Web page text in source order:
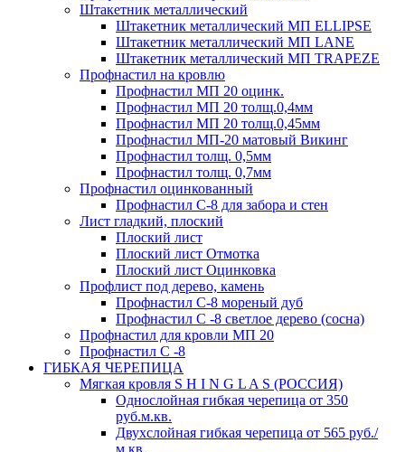
Штакетник металлический
Штакетник металлический МП ELLIPSE
Штакетник металлический МП LАNE
Штакетник металлический МП TRAPEZE
Профнастил на кровлю
Профнастил МП 20 оцинк.
Профнастил МП 20 толщ.0,4мм
Профнастил МП 20 толщ.0,45мм
Профнастил МП-20 матовый Викинг
Профнастил толщ. 0,5мм
Профнастил толщ. 0,7мм
Профнастил оцинкованный
Профнастил С-8 для забора и стен
Лист гладкий, плоский
Плоский лист
Плоский лист Отмотка
Плоский лист Оцинковка
Профлист под дерево, камень
Профнастил С-8 мореный дуб
Профнастил С -8 светлое дерево (сосна)
Профнастил для кровли МП 20
Профнастил С -8
ГИБКАЯ ЧЕРЕПИЦА
Мягкая кровля S H I N G L A S (РОССИЯ)
Однослойная гибкая черепица от 350
руб.м.кв.
Двухслойная гибкая черепица от 565 руб./
м.кв.